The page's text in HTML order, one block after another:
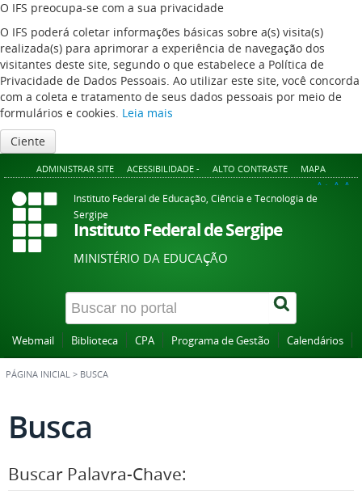
O IFS preocupa-se com a sua privacidade
O IFS poderá coletar informações básicas sobre a(s) visita(s)
realizada(s) para aprimorar a experiência de navegação dos
visitantes deste site, segundo o que estabelece a Política de
Privacidade de Dados Pessoais. Ao utilizar este site, você concorda
com a coleta e tratamento de seus dados pessoais por meio de
formulários e cookies. Leia mais
Ciente
ADMINISTRAR SITE ACESSIBILIDADE - ALTO CONTRASTE MAPA
A+ A A-
Instituto Federal de Educação, Ciência e Tecnologia de
Sergipe
Instituto Federal de Sergipe
MINISTÉRIO DA EDUCAÇÃO
Webmail Biblioteca CPA Programa de Gestão Calendários
PÁGINA INICIAL > BUSCA
Busca
Buscar Palavra-Chave: